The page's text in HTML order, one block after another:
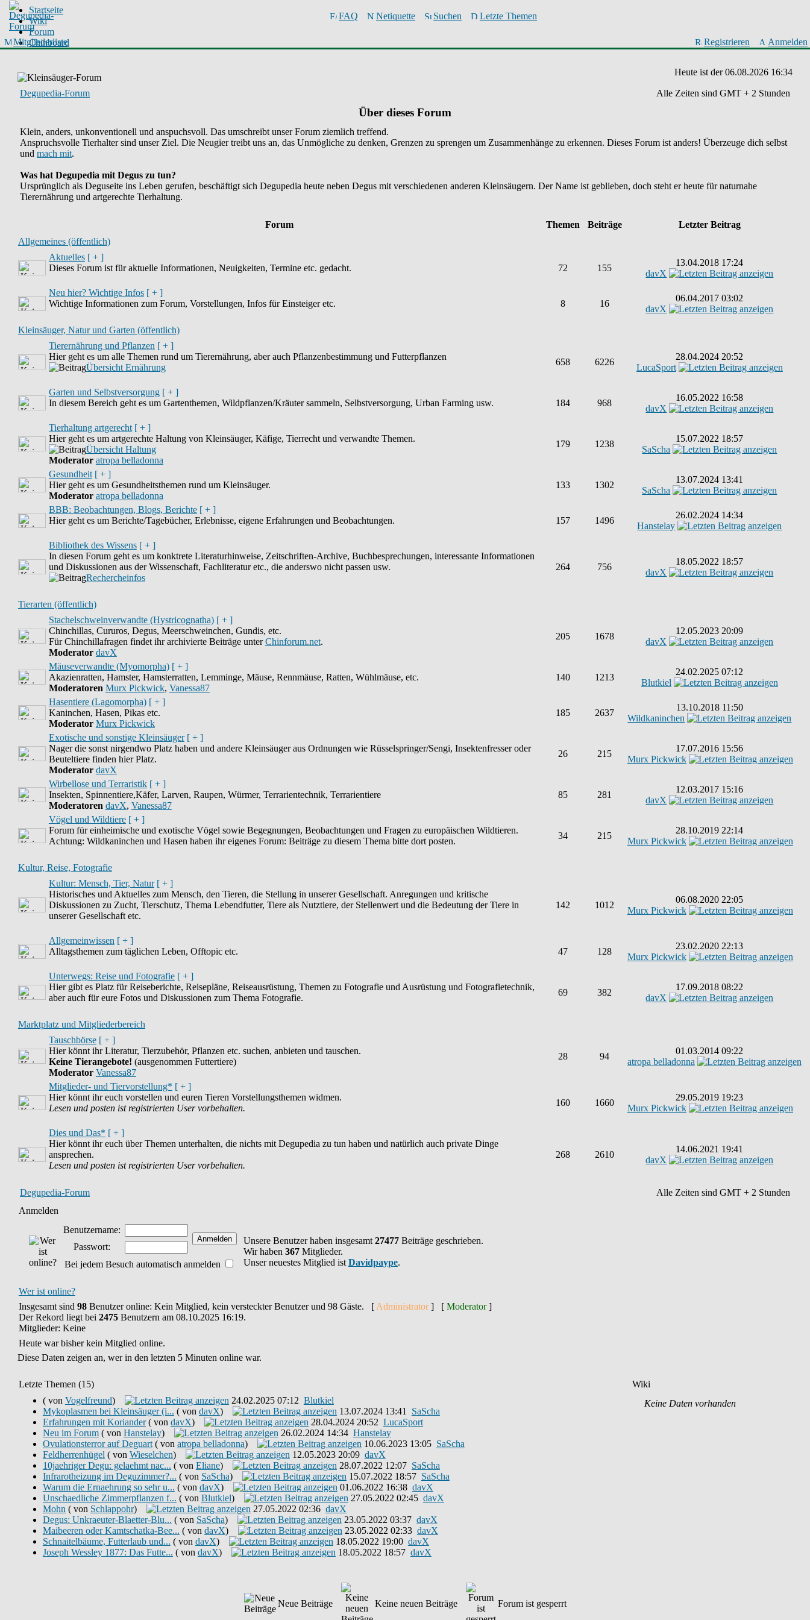
FAQ Netiquette Suchen Letzte Themen
Mitgliederliste Registrieren Anmelden
Startseite
Wiki
Forum
Chinboard
Heute ist der 06.08.2026 16:34
Degupedia-Forum Alle Zeiten sind GMT + 2 Stunden
Über dieses Forum
Klein, anders, unkonventionell und anspuchsvoll. Das umschreibt unser Forum ziemlich treffend.
Anspruchsvolle Tierhalter sind unser Ziel. Die Neugier treibt uns an, das Unmögliche zu denken, Grenzen zu sprengen um Zusammenhänge zu erkennen. Dieses Forum ist anders! Überzeuge dich selbst
und mach mit.
Was hat Degupedia mit Degus zu tun?
Ursprünglich als Deguseite ins Leben gerufen, beschäftigt sich Degupedia heute neben Degus mit verschiedenen anderen Kleinsäugern. Der Name ist geblieben, doch steht er heute für naturnahe
Tierernährung und artgerechte Tierhaltung.
Forum Themen Beiträge
Letzter Beitrag
Allgemeines (öffentlich)
Aktuelles [ + ]
Dieses Forum ist für aktuelle Informationen, Neuigkeiten, Termine etc. gedacht.
72 155
13.04.2018 17:24
davX
Neu hier? Wichtige Infos [ + ]
Wichtige Informationen zum Forum, Vorstellungen, Infos für Einsteiger etc.
8 16
06.04.2017 03:02
davX
Kleinsäuger, Natur und Garten (öffentlich)
Tierernährung und Pflanzen [ + ]
Hier geht es um alle Themen rund um Tierernährung, aber auch Pflanzenbestimmung und Futterpflanzen
Übersicht Ernährung
658 6226
28.04.2024 20:52
LucaSport
Garten und Selbstversorgung [ + ]
In diesem Bereich geht es um Gartenthemen, Wildpflanzen/Kräuter sammeln, Selbstversorgung, Urban Farming usw.
184 968
16.05.2022 16:58
davX
Tierhaltung artgerecht [ + ]
Hier geht es um artgerechte Haltung von Kleinsäuger, Käfige, Tierrecht und verwandte Themen.
Übersicht Haltung
Moderator atropa belladonna
179 1238
15.07.2022 18:57
SaScha
Gesundheit [ + ]
Hier geht es um Gesundheitsthemen rund um Kleinsäuger.
Moderator atropa belladonna
133 1302
13.07.2024 13:41
SaScha
BBB: Beobachtungen, Blogs, Berichte [ + ]
Hier geht es um Berichte/Tagebücher, Erlebnisse, eigene Erfahrungen und Beobachtungen.
157 1496
26.02.2024 14:34
Hanstelay
Bibliothek des Wissens [ + ]
In diesen Forum geht es um konktrete Literaturhinweise, Zeitschriften-Archive, Buchbesprechungen, interessante Informationen
und Diskussionen aus der Wissenschaft, Fachliteratur etc., die anderswo nicht passen usw.
Rechercheinfos
264 756
18.05.2022 18:57
davX
Tierarten (öffentlich)
Stachelschweinverwandte (Hystricognatha) [ + ]
Chinchillas, Cururos, Degus, Meerschweinchen, Gundis, etc.
Für Chinchillafragen findet ihr archivierte Beiträge unterChinforum.net.
Moderator davX
205 1678
12.05.2023 20:09
davX
Mäuseverwandte (Myomorpha) [ + ]
Akazienratten, Hamster, Hamsterratten, Lemminge, Mäuse, Rennmäuse, Ratten, Wühlmäuse, etc.
Moderatoren Murx Pickwick, Vanessa87
140 1213
24.02.2025 07:12
Blutkiel
Hasentiere (Lagomorpha) [ + ]
Kaninchen, Hasen, Pikas etc.
Moderator Murx Pickwick
185 2637
13.10.2018 11:50
Wildkaninchen
Exotische und sonstige Kleinsäuger [ + ]
Nager die sonst nirgendwo Platz haben und andere Kleinsäuger aus Ordnungen wie Rüsselspringer/Sengi, Insektenfresser oder
Beuteltiere finden hier Platz.
Moderator davX
26 215
17.07.2016 15:56
Murx Pickwick
Wirbellose und Terraristik [ + ]
Insekten, Spinnentiere,Käfer, Larven, Raupen, Würmer, Terrarientechnik, Terrarientiere
Moderatoren davX, Vanessa87
85 281
12.03.2017 15:16
davX
Vögel und Wildtiere [ + ]
Forum für einheimische und exotische Vögel sowie Begegnungen, Beobachtungen und Fragen zu europäischen Wildtieren.
Achtung: Wildkaninchen und Hasen haben ihr eigenes Forum: Beiträge zu diesem Thema bitte dort posten.
34 215
28.10.2019 22:14
Murx Pickwick
Kultur, Reise, Fotografie
Kultur: Mensch, Tier, Natur [ + ]
Historisches und Aktuelles zum Mensch, den Tieren, die Stellung in unserer Gesellschaft. Anregungen und kritische
Diskussionen zu Zucht, Tierschutz, Thema Lebendfutter, Tiere als Nutztiere, der Stellenwert und die Bedeutung der Tiere in
unserer Gesellschaft etc.
142 1012
06.08.2020 22:05
Murx Pickwick
Allgemeinwissen [ + ]
Alltagsthemen zum täglichen Leben, Offtopic etc.
47 128
23.02.2020 22:13
Murx Pickwick
Unterwegs: Reise und Fotografie [ + ]
Hier gibt es Platz für Reiseberichte, Reisepläne, Reiseausrüstung, Themen zu Fotografie und Ausrüstung und Fotografietechnik,
aber auch für eure Fotos und Diskussionen zum Thema Fotografie.
69 382
17.09.2018 08:22
davX
Marktplatz und Mitgliederbereich
Tauschbörse [ + ]
Hier könnt ihr Literatur, Tierzubehör, Pflanzen etc. suchen, anbieten und tauschen.
Keine Tierangebote! (ausgenommen Futtertiere)
Moderator Vanessa87
28 94
01.03.2014 09:22
atropa belladonna
Mitglieder- und Tiervorstellung* [ + ]
Hier könnt ihr euch vorstellen und euren Tieren Vorstellungsthemen widmen.
Lesen und posten ist registrierten User vorbehalten.
160 1660
29.05.2019 19:23
Murx Pickwick
Dies und Das* [ + ]
Hier könnt ihr euch über Themen unterhalten, die nichts mit Degupedia zu tun haben und natürlich auch private Dinge
ansprechen.
Lesen und posten ist registrierten User vorbehalten.
268 2610
14.06.2021 19:41
davX
Degupedia-Forum
Alle Zeiten sind GMT + 2 Stunden
Anmelden
Benutzername:
Passwort:
Bei jedem Besuch automatisch anmelden
Unsere Benutzer haben insgesamt 27477Beiträge geschrieben.
Wir haben 367Mitglieder.
Unser neuestes Mitglied ist Davidpaype.
Wer ist online?
Insgesamt sind 98Benutzer online: Kein Mitglied, kein versteckter Benutzer und 98 Gäste. [ Administrator] [ Moderator]
Der Rekord liegt bei 2475Benutzern am 08.10.2025 16:19.
Mitglieder: Keine
Heute war bisher kein Mitglied online.
Diese Daten zeigen an, wer in den letzten 5 Minuten online war.
Letzte Themen (15)
Wiki
( von Vogelfreund) 24.02.2025 07:12 Blutkiel
Mykoplasmen bei Kleinsäuger (i... ( von davX) 13.07.2024 13:41 SaScha
Erfahrungen mit Koriander ( von davX) 28.04.2024 20:52 LucaSport
Neu im Forum ( von Hanstelay) 26.02.2024 14:34 Hanstelay
Ovulationsterror auf Deguart ( von atropa belladonna) 10.06.2023 13:05 SaScha
Feldherrenhügel ( von Wieselchen) 12.05.2023 20:09 davX
10jaehriger Degu: gelaehmt nac... ( von Eliane) 28.07.2022 12:07 SaScha
Infrarotheizung im Deguzimmer?... ( von SaScha) 15.07.2022 18:57 SaScha
Warum die Ernaehrung so sehr u... ( von davX) 01.06.2022 16:38 davX
Unschaedliche Zimmerpflanzen f... ( von Blutkiel) 27.05.2022 02:45 davX
Mohn ( von Schlappohr) 27.05.2022 02:36 davX
Degus: Unkraeuter-Blaetter-Blu... ( von SaScha) 23.05.2022 03:37 davX
Maibeeren oder Kamtschatka-Bee... ( von davX) 23.05.2022 02:33 davX
Schnaitelbäume, Futterlaub und... ( von davX) 18.05.2022 19:00 davX
Joseph Wessley 1877: Das Futte... ( von davX) 18.05.2022 18:57 davX
Keine Daten vorhanden
Neue Beiträge Keine neuen Beiträge Forum ist gesperrt